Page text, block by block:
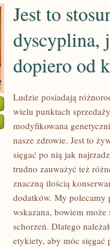
Jest to
dyscyplina,
dopiero od
Ludzie posiadają
wielu punktach
modyfikowana
nasze zdrowie. Jest to
sięgać po nią jak
trudno zauważyć też
znaczną ilością
dodatków. My polecamy
wskazana, bowiem
schorzeń. Dlatego
etykiety, aby móc sięgać